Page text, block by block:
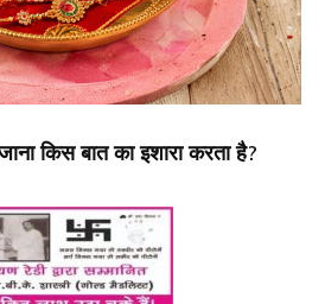
किस बात का इशारा करता है?